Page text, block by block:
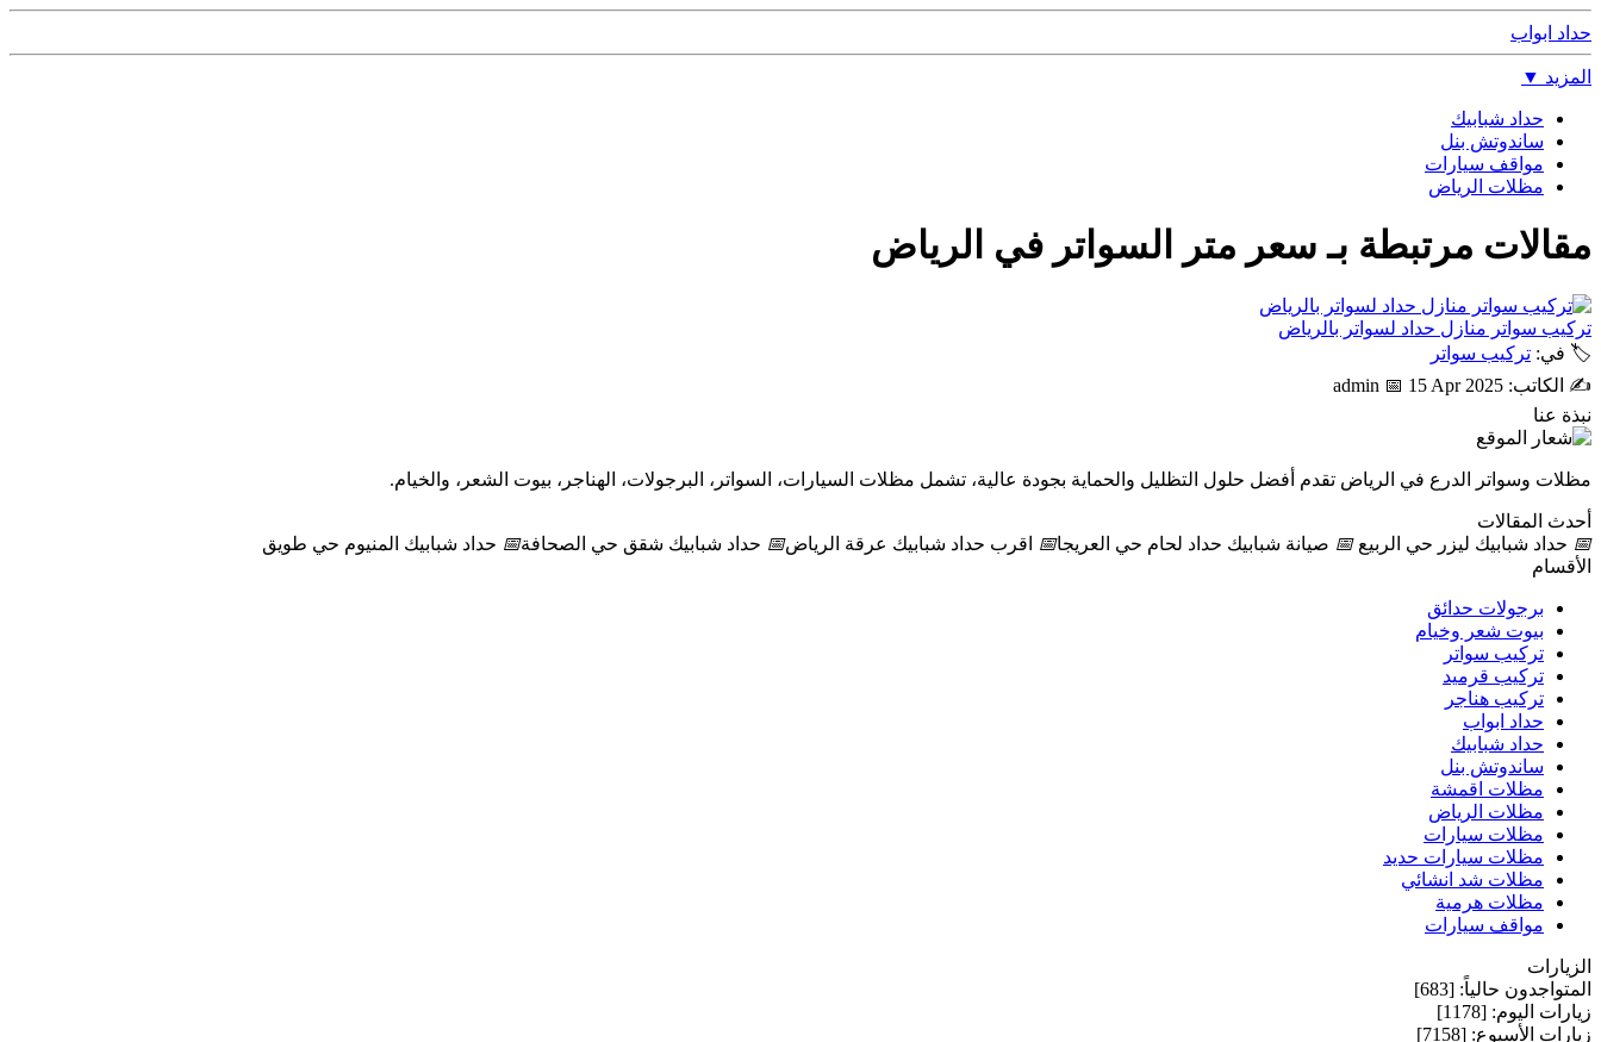
حداد ابواب
المزيد ▼
حداد شبابيك
ساندوتش بنل
مواقف سيارات
مظلات الرياض
مقالات مرتبطة بـ سعر متر السواتر في الرياض
تركيب سواتر منازل حداد لسواتر بالرياض
🏷 في: تركيب سواتر
✍️ الكاتب: admin 📅 15 Apr 2025
نبذة عنا
مظلات وسواتر الدرع في الرياض تقدم أفضل حلول التظليل والحماية بجودة عالية، تشمل مظلات السيارات، السواتر، البرجولات، الهناجر، بيوت الشعر، والخيام.
أحدث المقالات
📅 حداد شبابيك ليزر حي الربيع📅 صيانة شبابيك حداد لحام حي العريجا📅 اقرب حداد شبابيك عرقة الرياض📅 حداد شبابيك شقق حي الصحافة📅 حداد شبابيك المنيوم حي طويق
الأقسام
برجولات حدائق
بيوت شعر وخيام
تركيب سواتر
تركيب قرميد
تركيب هناجر
حداد ابواب
حداد شبابيك
ساندوتش بنل
مظلات اقمشة
مظلات الرياض
مظلات سيارات
مظلات سيارات حديد
مظلات شد انشائي
مظلات هرمية
مواقف سيارات
الزيارات
المتواجدون حالياً: [683]
زيارات اليوم: [1178]
زيارات الأسبوع: [7158]